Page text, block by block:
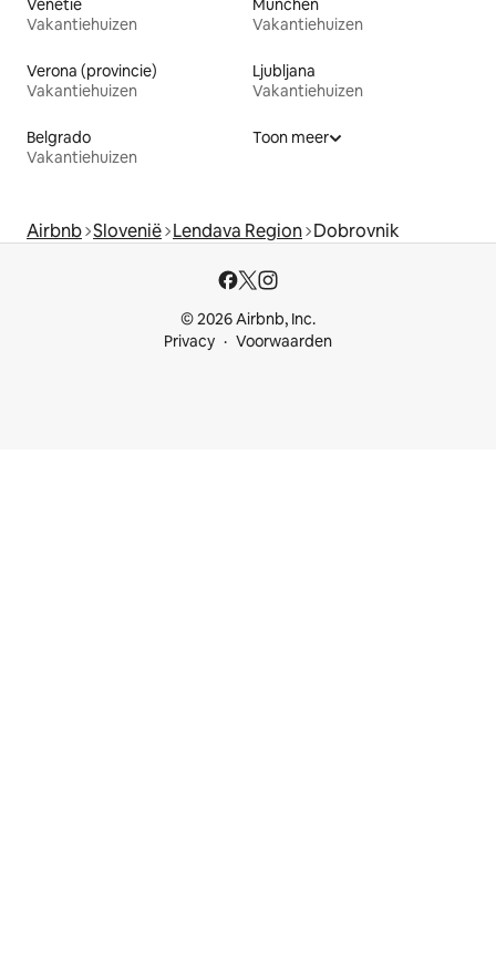
Venetië
Vakantiehuizen
München
Vakantiehuizen
Verona (provincie)
Vakantiehuizen
Ljubljana
Vakantiehuizen
Belgrado
Vakantiehuizen
Toon meer
Airbnb Slovenië Lendava Region Dobrovnik
© 2026 Airbnb, Inc.
Privacy
Voorwaarden